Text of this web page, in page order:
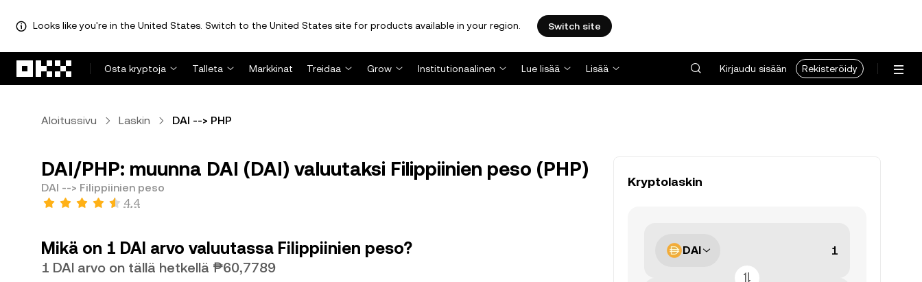
Looks like you're in the United States. Switch to the United States site for products available in your region. Switch site
Osta kryptoja
Talleta Markkinat Treidaa Grow Institutionaalinen Lue lisää Lisää Kirjaudu sisään Rekisteröidy
Aloitussivu Laskin DAI --> PHP
DAI/PHP: muunna DAI (DAI) valuutaksi Filippiinien peso (PHP)
DAI --> Filippiinien peso
4,4
Mikä on 1 DAI arvo valuutassa Filippiinien peso?
1 DAI arvo on tällä hetkellä ₱60,7789
Kryptolaskin
DAI